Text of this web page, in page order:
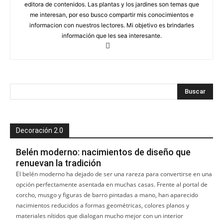
editora de contenidos. Las plantas y los jardines son temas que
me interesan, por eso busco compartir mis conocimientos e
informacion con nuestros lectores. Mi objetivo es brindarles
información que les sea interesante.
Decoración 2.0
Belén moderno: nacimientos de diseño que
renuevan la tradición
El belén moderno ha dejado de ser una rareza para convertirse en una
opción perfectamente asentada en muchas casas. Frente al portal de
corcho, musgo y figuras de barro pintadas a mano, han aparecido
nacimientos reducidos a formas geométricas, colores planos y
materiales nítidos que dialogan mucho mejor con un interior